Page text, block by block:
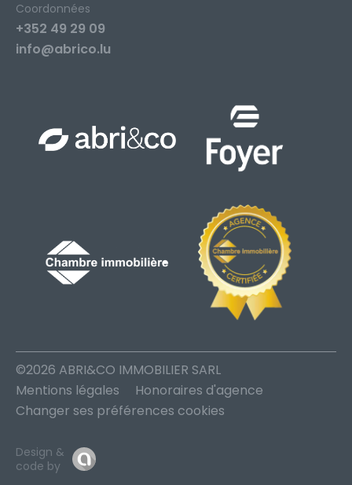
Coordonnées
+352 49 29 09
info@abrico.lu
©2026 ABRI&CO IMMOBILIER SARL
Mentions légales
Honoraires d'agence
Changer ses préférences cookies
Design &
code by